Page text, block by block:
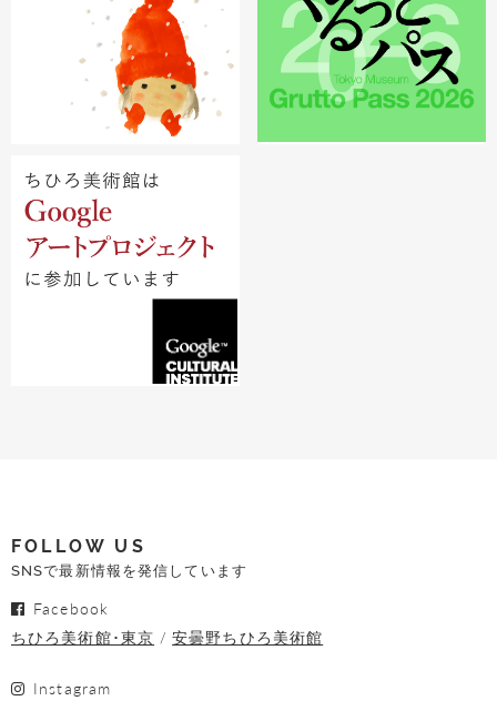
FOLLOW US
SNSで最新情報を発信しています
Facebook
ちひろ美術館･東京
安曇野ちひろ美術館
Instagram